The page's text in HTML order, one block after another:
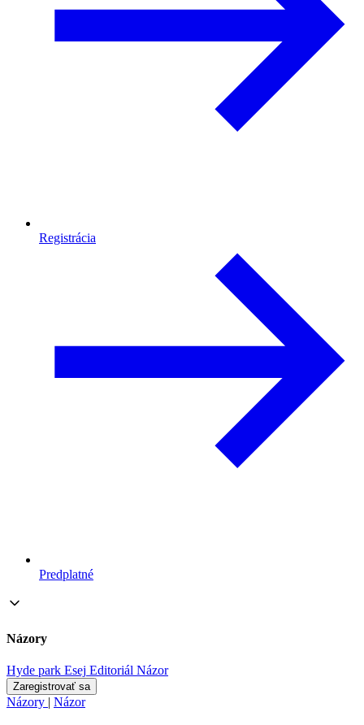
Registrácia
Predplatné
Názory
Hyde park Esej Editoriál Názor
Zaregistrovať sa
Názory | Názor